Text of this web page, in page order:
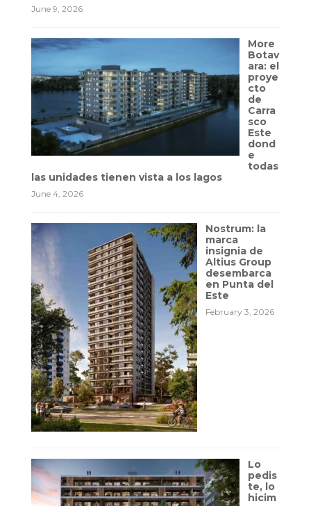
June 9, 2026
More
Botav
ara: el
proye
cto
de
Carra
sco
Este
dond
e
todas
las unidades tienen vista a los lagos
June 4, 2026
Nostrum: la
marca
insignia de
Altius Group
desembarca
en Punta del
Este
February 3, 2026
Lo
pedis
te, lo
hicim